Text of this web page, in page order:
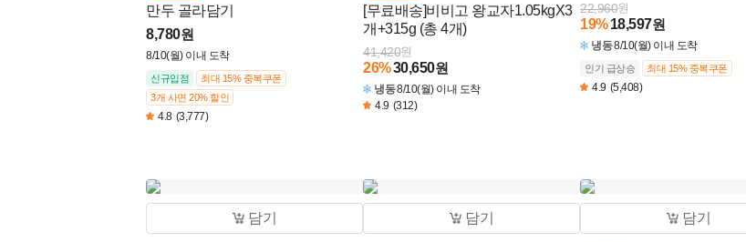
만두 골라담기
8,780원
8/10(월) 이내 도착
신규입점
최대 15% 중복쿠폰
3개 사면 20% 할인
4.8 (3,777)
[무료배송]비비고 왕교자1.05kgX3
개+315g (총 4개)
26%30,650원
41,420원
냉동8/10(월) 이내 도착
4.9 (312)
19% 18,597원
22,960원
냉동8/10(월) 이내 도착
인기 급상승 최대 15% 중복쿠폰
4.9 (5,408)
담기 담기 담기